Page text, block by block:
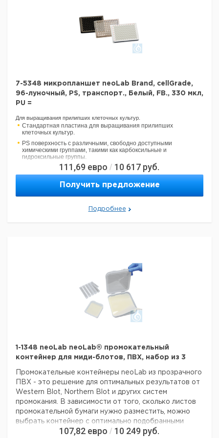
7-5348 микропланшет neoLab Brand, cellGrade,
96-луночный, PS, транспорт., Белый, FB., 330 мкл,
PU =
Для выращивания прилипших клеточных культур.
Стандартная пластина для выращивания прилипших
клеточных культур.
PS поверхность с различными, свободно доступными
химическими группами, такими как карбоксильные и
гидроксильные группы.
Поверхность гидрофильна по сравнению с необработанным
ПС.
Компоненты сыворотки связаны со свободными химическими
буквенно-цифровой код с 96-луночными стандартными
111,69 евро / 10 617 руб.
Получить предложение
Подробнее
1-1348 neoLab neoLab® промокательный
контейнер для миди-блотов, ПВХ, набор из 3
Промокательные контейнеры neoLab из прозрачного
ПВХ - это решение для оптимальных результатов от
Western Blot, Northern Blot и других систем
промокания.
В зависимости от того, сколько листов
промокательной бумаги нужно разместить, можно
выбрать контейнер с оптимально подобранными
массами, которые скоординированы таким образом,
107,82 евро / 10 249 руб.